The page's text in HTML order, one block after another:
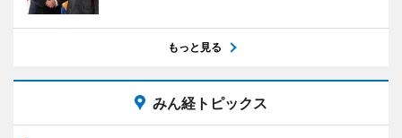
もっと見る
みん経トピックス